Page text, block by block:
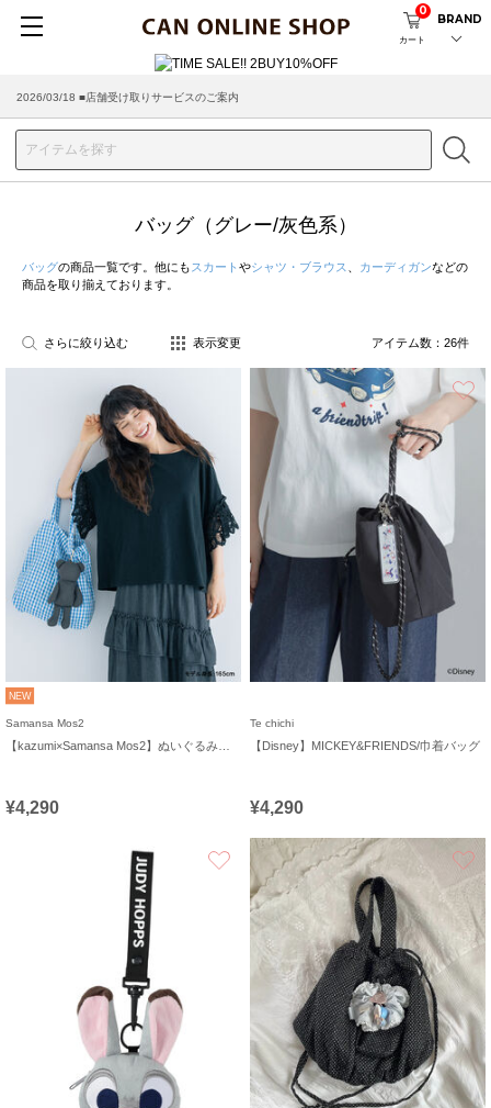
カート
0
BRAND
2026/03/18 ■店舗受け取りサービスのご案内
バッグ（グレー/灰色系）
バッグの商品一覧です。他にも スカート やシャツ・ブラウス カーディガンなどの
商品を取り揃えております。
さらに絞り込む 表示変更 アイテム数： 26件
NEW
Samansa Mos2
¥4,290
Te chichi
【Disney】MICKEY&FRIENDS/巾着バッグ
¥4,290
お気に入り